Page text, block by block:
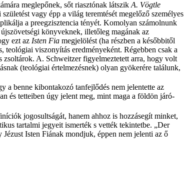
meglepőnek, sőt riasztónak látszikA. Vögtle
vagy épp a világ teremtését megelőző személyes
a preegzisztencia tényét. Komolyan számolnunk
könyveknek, illetőleg magának az
ezt az Isten Fia megjelölést (ha részben a későbbitől
teológiai viszonyítás eredményeként. Régebben csak a
A. Schweitzer figyelmeztetett arra, hogy volt
(teológiai értelmezésnek) olyan gyökerére találunk,
a benne kibontakozó tanfejlődés nem jelentette az
és tetteiben úgy jelent meg, mint maga a földön járó-
jogosultságát, hanem ahhoz is hozzásegít minket,
tartalmi jegyeit ismerték s vették tekintetbe. „Der
Isten Fiának mondjuk, éppen nem jelenti az ő